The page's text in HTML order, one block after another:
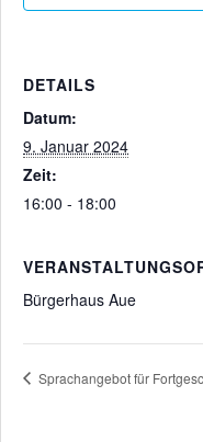
DETAILS
Datum:
9. Januar 2024
Zeit:
16:00 - 18:00
Bürgerhaus Aue
Sprachangebot für